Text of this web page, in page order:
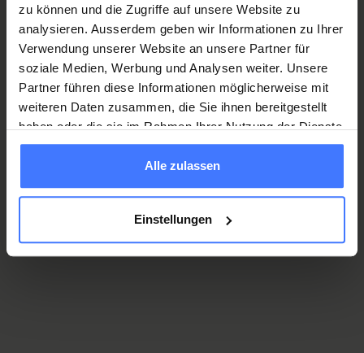
zu können und die Zugriffe auf unsere Website zu
analysieren. Ausserdem geben wir Informationen zu Ihrer
Verwendung unserer Website an unsere Partner für
soziale Medien, Werbung und Analysen weiter. Unsere
Partner führen diese Informationen möglicherweise mit
weiteren Daten zusammen, die Sie ihnen bereitgestellt
haben oder die sie im Rahmen Ihrer Nutzung der Dienste
gesammelt haben.
Alle zulassen
Einstellungen
Rechtliches (Impressum, AGB,
Datenschutzerklärung)